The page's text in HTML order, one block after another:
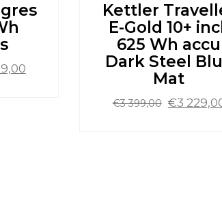
Huidige
Kettler
E-Gold 10+
625 Wh accu
Dark Steel
Mat
€3 399,00 €3